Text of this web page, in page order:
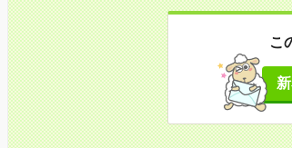
こ